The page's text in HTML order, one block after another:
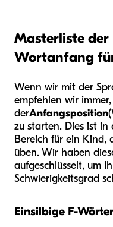
Masterliste
Wortanfang
Wenn wir mit der
empfehlen wir
derAnfangsposition
zu starten. Dies ist in
Bereich für ein Kind,
üben. Wir haben
aufgeschlüsselt, um
Schwierigkeitsgrad
Einsilbige F-